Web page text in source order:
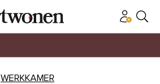
WERKKAMER